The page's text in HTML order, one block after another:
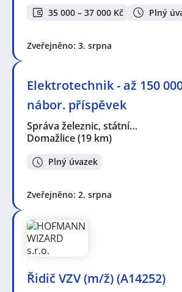
35 000 – 37 000 Kč Plný
Zveřejněno: 3. srpna
Elektrotechnik - až 150
nábor. příspěvek
Správa železnic, státní…
Domažlice(19 km)
Plný úvazek
Zveřejněno: 2. srpna
Řidič VZV (m/ž) (A14252)